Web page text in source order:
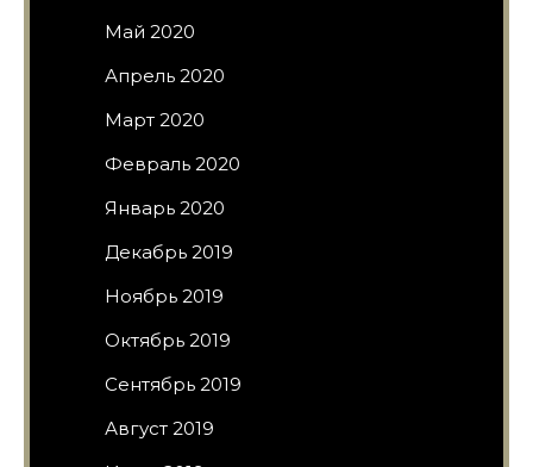
Май 2020
Апрель 2020
Март 2020
Февраль 2020
Январь 2020
Декабрь 2019
Ноябрь 2019
Октябрь 2019
Сентябрь 2019
Август 2019